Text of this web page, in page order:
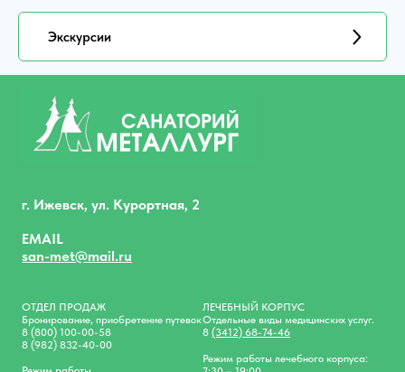
Экскурсии
г. Ижевск, ул. Курортная, 2
EMAIL
san-met@mail.ru
ОТДЕЛ ПРОДАЖ
Бронирование, приобретение путевок
8 (800) 100-00-58
8 (982) 832-40-00
ЛЕЧЕБНЫЙ КОРПУС
Отдельные виды медицинских услуг.
8 (3412) 68-74-46
Режим работы лечебного корпуса: